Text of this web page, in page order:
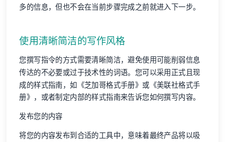
多的信息，但也不会在当前步骤完成之前就进入下一步。
使用清晰简洁的写作风格
您撰写指令的方式需要清晰简洁，避免使用可能削弱信息
传达的不必要或过于技术性的词语。您可以采用正式且现
成的样式指南，如《芝加哥格式手册》或《美联社格式手
册》，或者制定内部的样式指南来告诉您如何撰写内容。
发布您的内容
将您的内容发布到合适的工具中，意味着最终产品将以吸